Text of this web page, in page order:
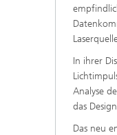
In ihrer
Analyse
das
Das neu